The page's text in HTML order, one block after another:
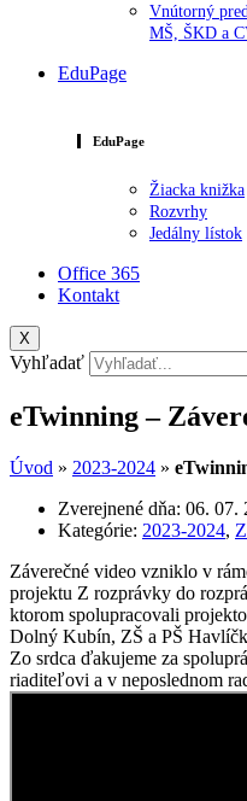
Vnútorný
MŠ, ŠKD a
EduPage
EduPage
Žiacka knižka
Rozvrhy
Jedálny lístok
Office 365
Kontakt
X
Vyhľadať
eTwinning –
Úvod » 2023-2024 »
Zverejnené dňa: 06. 07.
Kategórie: 2023-2024,
Záverečné video vzniklo v
projektu Z rozprávky do
ktorom spolupracovali
Dolný Kubín, ZŠ a PŠ
Zo srdca ďakujeme za
riaditeľovi a v neposlednom